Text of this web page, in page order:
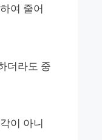
여 줄어
더라도 중
이 아니